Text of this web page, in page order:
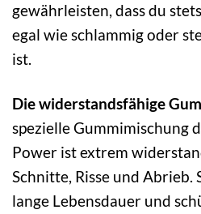
gewährleisten, dass du
egal wie schlammig oder
ist.
Die widerstandsfähige
spezielle Gummimischung
Power ist extrem
Schnitte, Risse und Abrieb.
lange Lebensdauer und